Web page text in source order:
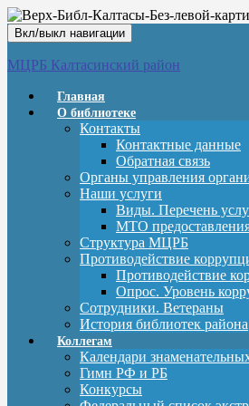
Вкл/выкл навигации
МЦРБ Калтасинский район
Главная
О библиотеке
Контакты
Контактные данные
Обратная связь
Органы управления
Наши услуги
Виды. Перечень
МТО
Структура МЦРБ
Противодействие
Противодействие
Опрос. Уровень
Сотрудники. Ветераны
История библиотек района
Коллегам
Календари
Гимн РФ и РБ
Конкурсы